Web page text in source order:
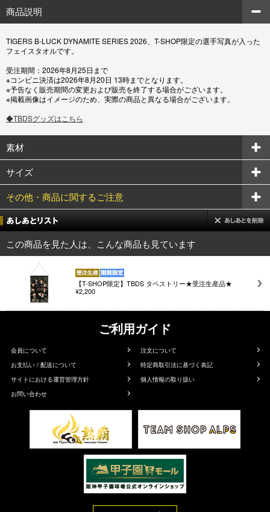
商品説明
TIGERS B-LUCK DYNAMITE SERIES 2026、T-SHOP限定の選手写真が入った
フェイスタオルです。
受注期間：2026年8月25日まで
※コンビニ決済は2026年8月20日 13時までとなります。
※予告なく販売期間の変更および販売を終了する場合がございます。
※掲載画像はイメージのため、実際の商品と異なる場合がございます。
◆TBDSグッズはこちら
素材
サイズ
その他・商品に関するご注意
この商品を見た人は、こんな商品も見ています
【T-SHOP限定】TBDS タペストリー★受注生産品★
¥2,200
ご利用ガイド
会員について
注文について
お支払い / 配送について
特定商取引法に基づく表記
サイトにおける運営管理方針
個人情報の取り扱い
お問い合わせ